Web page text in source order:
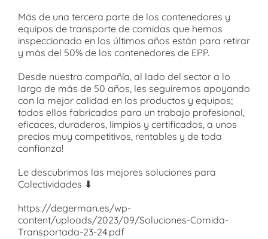
Más de una tercera parte de los contenedores y
equipos de transporte de comidas que hemos
inspeccionado en los últimos años están para retirar
y más del 50% de los contenedores de EPP.
Desde nuestra compañía, al lado del sector a lo
largo de más de 50 años, les seguiremos apoyando
con la mejor calidad en los productos y equipos;
todos ellos fabricados para un trabajo profesional,
eficaces, duraderos, limpios y certificados, a unos
precios muy competitivos, rentables y de toda
confianza!
Le descubrimos las mejores soluciones para
Colectividades ⬇
https://degerman.es/wp-
content/uploads/2023/09/Soluciones-Comida-
Transportada-23-24.pdf